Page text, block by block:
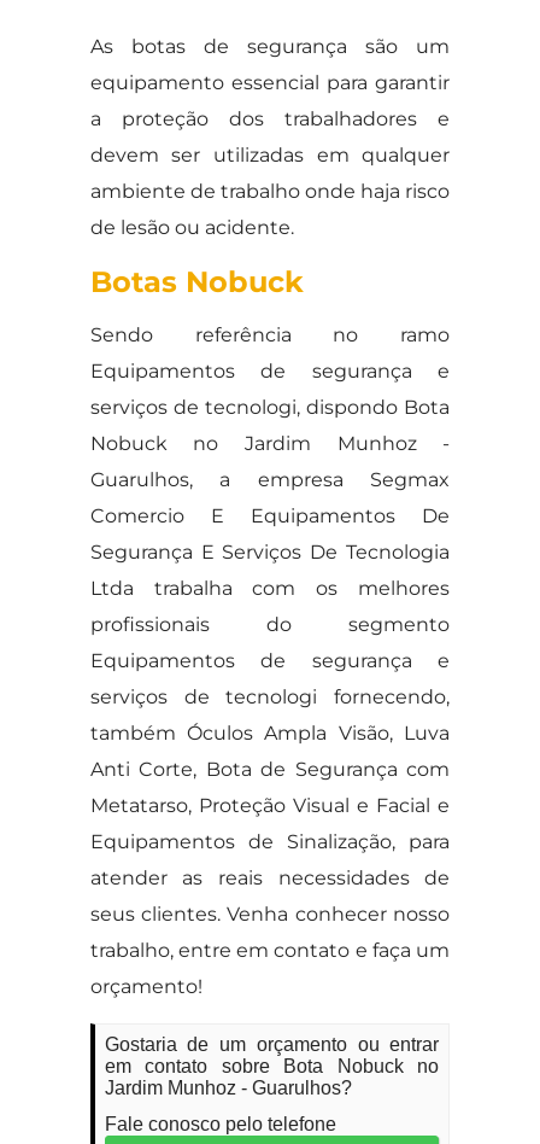
As botas de segurança são um
equipamento essencial para garantir
a proteção dos trabalhadores e
devem ser utilizadas em qualquer
ambiente de trabalho onde haja risco
de lesão ou acidente.
Botas Nobuck
Sendo referência no ramo
Equipamentos de segurança e
serviços de tecnologi, dispondo Bota
Nobuck no Jardim Munhoz -
Guarulhos, a empresa Segmax
Comercio E Equipamentos De
Segurança E Serviços De Tecnologia
Ltda trabalha com os melhores
profissionais do segmento
Equipamentos de segurança e
serviços de tecnologi fornecendo,
também Óculos Ampla Visão, Luva
Anti Corte, Bota de Segurança com
Metatarso, Proteção Visual e Facial e
Equipamentos de Sinalização, para
atender as reais necessidades de
seus clientes. Venha conhecer nosso
trabalho, entre em contato e faça um
orçamento!
Gostaria de um orçamento ou entrar
em contato sobre Bota Nobuck no
Jardim Munhoz - Guarulhos?
Fale conosco pelo telefone